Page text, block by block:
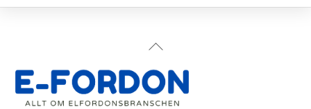
Back
Top